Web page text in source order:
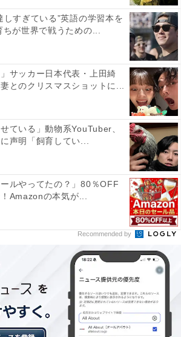
しすぎている”英語の学習本を
ちが世界で戦うための...
」サッカー日本代表・上田綺
とのクリスマスショットに...
ている」動物系YouTuber、
声明「飼育してい...
ールやってたの？」80％OFF
Amazonの本気が...
Recommended by